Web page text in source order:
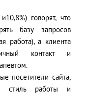
говорят, что
базу запросов
работа), а клиента
контакт и
посетители сайта,
стиль работы и